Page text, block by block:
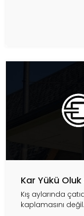
Kar Yükü
Kış aylarında
kaplamasını